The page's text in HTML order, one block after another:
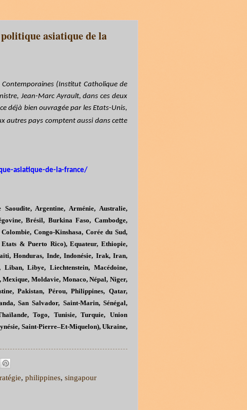
asiatique de la
Contemporaines (Institut Catholique de
Jean-Marc Ayrault, dans ces deux
déjà bien ouvragée par les Etats-Unis,
autres pays comptent aussi dans cette
asiatique-de-la-france/
Argentine, Arménie, Australie,
Brésil, Burkina Faso, Cambodge,
Congo-Kinshasa, Corée du Sud,
& Puerto Rico), Equateur, Ethiopie,
Honduras, Inde, Indonésie, Irak, Iran,
Libye, Liechtenstein, Macédoine,
Moldavie, Monaco, Népal, Niger,
Pakistan, Pérou, Philippines, Qatar,
San Salvador, Saint-Marin, Sénégal,
Togo, Tunisie, Turquie, Union
Saint-Pierre–Et-Miquelon), Ukraine,
, philippines, singapour